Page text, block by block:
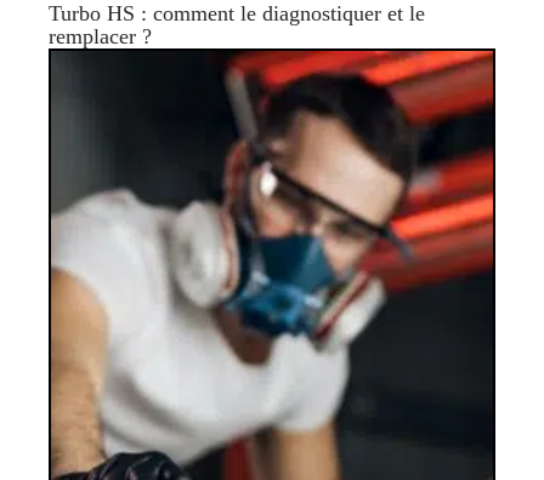
Turbo HS : comment le diagnostiquer et le
remplacer ?